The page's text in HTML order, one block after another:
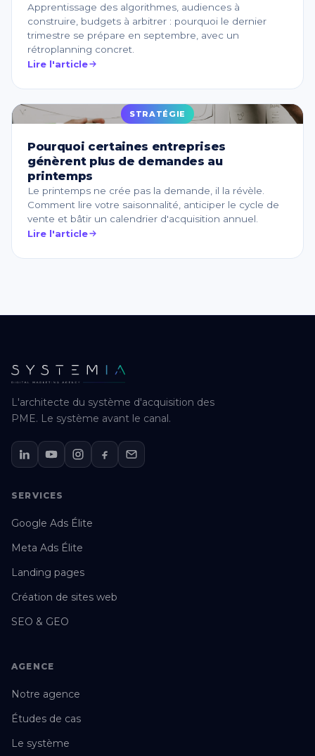
Apprentissage des algorithmes, audiences à
construire, budgets à arbitrer : pourquoi le dernier
trimestre se prépare en septembre, avec un
rétroplanning concret.
Lire l'article
STRATÉGIE
Pourquoi certaines entreprises
génèrent plus de demandes au
printemps
Le printemps ne crée pas la demande, il la révèle.
Comment lire votre saisonnalité, anticiper le cycle de
vente et bâtir un calendrier d'acquisition annuel.
Lire l'article
L'architecte du système d'acquisition des
PME. Le système avant le canal.
SERVICES
Google Ads Élite
Meta Ads Élite
Landing pages
Création de sites web
SEO & GEO
AGENCE
Notre agence
Études de cas
Le système